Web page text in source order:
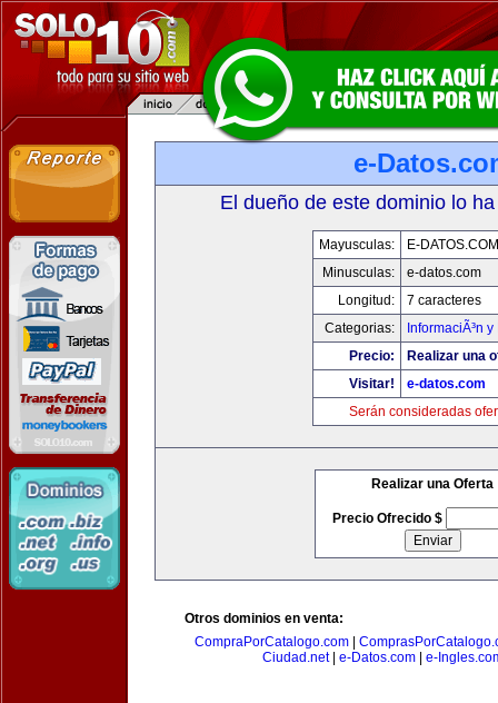
e-
El dueño de este dominio lo
Mayusculas:
E-DATOS.COM
Minusculas:
e-datos.com
Longitud:
7 caracteres
Categorias:
InformaciÃ³n
Precio:
Realizar una
Visitar!
e-datos.com
Serán consideradas
Realizar una Oferta
Precio Ofrecido $
Otros dominios en venta:
CompraPorCatalogo.com|
Ciudad.net| e-Datos.com e-